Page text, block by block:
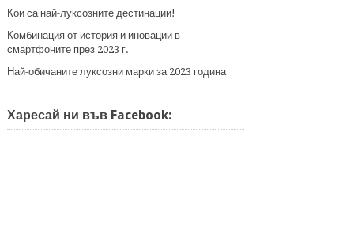
Кои са най-луксозните дестинации!
Комбинация от история и иновации в
смартфоните през 2023 г.
Най-обичаните луксозни марки за 2023 година
Харесай ни във Facebook: